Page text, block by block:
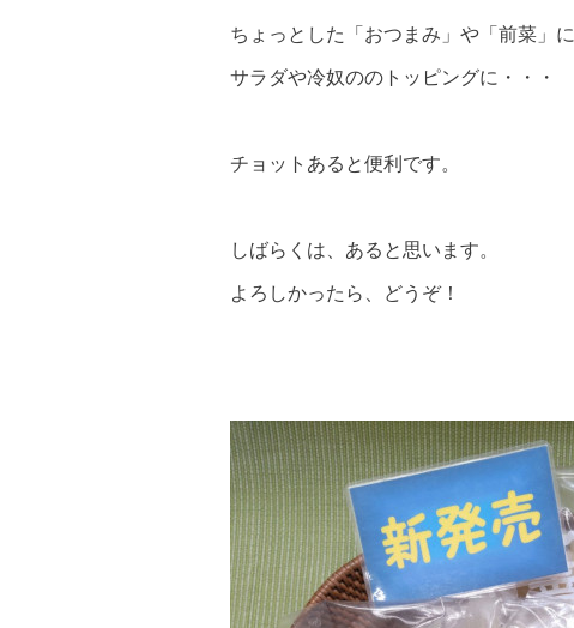
ちょっとした「おつまみ」や「前菜」に
サラダや冷奴ののトッピングに・・・
チョットあると便利です。
しばらくは、あると思います。
よろしかったら、どうぞ！